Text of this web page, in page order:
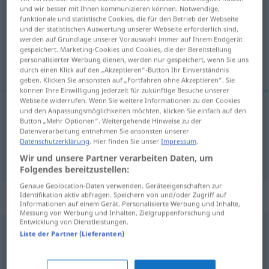
Übersicht aller Übersetzungen
(Für mehr Details die Übersetzung anklicken/antippen)
яйцо, яиц без скорлупы
яйцо Windei Ei ohne Schale
яиц без скорлупы GENPL WindeiEi ohne Schale
Synonyme für "Windei"
Seifenblase (fig.)
und wir besser mit Ihnen kommunizieren können. Notwendige,
funktionale und statistische Cookies, die für den Betrieb der Webseite
und der statistischen Auswertung unserer Webseite erforderlich sind,
werden auf Grundlage unserer Vorauswahl immer auf Ihrem Endgerät
gespeichert. Marketing-Cookies und Cookies, die der Bereitstellung
personalisierter Werbung dienen, werden nur gespeichert, wenn Sie uns
durch einen Klick auf den „Akzeptieren“-Button Ihr Einverständnis
geben. Klicken Sie ansonsten auf „Fortfahren ohne Akzeptieren“. Sie
können Ihre Einwilligung jederzeit für zukünftige Besuche unserer
Webseite widerrufen. Wenn Sie weitere Informationen zu den Cookies
und den Anpassungsmöglichkeiten möchten, klicken Sie einfach auf den
Button „Mehr Optionen“. Weitergehende Hinweise zu der
Datenverarbeitung entnehmen Sie ansonsten unserer
Datenschutzerklärung. Hier finden Sie unserImpressum.
Wir und unsere Partner verarbeiten Daten, um
Folgendes bereitzustellen:
Genaue Geolocation-Daten verwenden. Geräteeigenschaften zur
Identifikation aktiv abfragen. Speichern von und/oder Zugriff auf
Informationen auf einem Gerät. Personalisierte Werbung und Inhalte,
Messung von Werbung und Inhalten, Zielgruppenforschung und
Entwicklung von Dienstleistungen.
Liste der Partner (Lieferanten)